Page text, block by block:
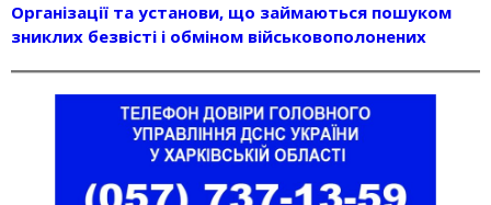
Організації та установи, що займаються пошуком
зниклих безвісті і обміном військовополонених